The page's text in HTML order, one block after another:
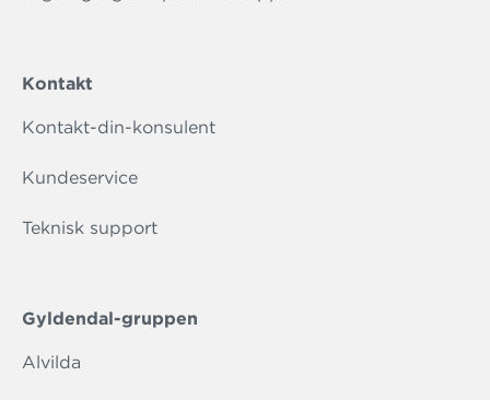
Kontakt
Kontakt-din-konsulent
Kundeservice
Teknisk support
Gyldendal-gruppen
Alvilda